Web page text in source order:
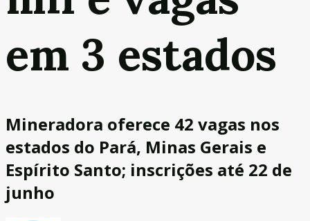
em 3 estados
Mineradora oferece 42 vagas nos
estados do Pará, Minas Gerais e
Espírito Santo; inscrições até 22 de
junho